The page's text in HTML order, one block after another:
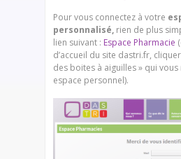
Pour vous connectez à votre
personnalisé, rien de plus
lien suivant : Espace Pharmacie
d’accueil du site dastri.fr,
des boites à aiguilles » qui
espace personnel).